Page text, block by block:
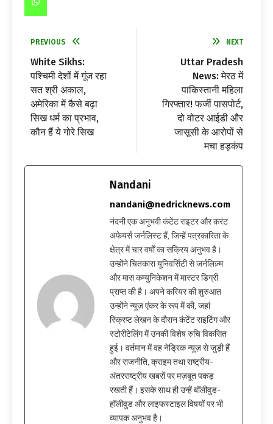
PREVIOUS
White Sikhs:
पश्चिमी देशों में गूंज रहा
सत श्री अकाल,
अमेरिका में कैसे बढ़ा
सिख धर्म का प्रभाव,
कौन हैं ये गोरे सिख
NEXT
Uttar Pradesh
News: मेरठ में
पाकिस्तानी महिला
गिरफ्तार! फर्जी पासपोर्ट,
दो वोटर आईडी और
जासूसी के आरोपों से
मचा हड़कंप
Nandani
nandani@nedricknews.com
नंदनी एक अनुभवी कंटेंट राइटर और करंट
अफेयर्स जर्नलिस्ट हैं, जिन्हें पत्रकारिता के
क्षेत्र में चार वर्षों का सक्रिय अनुभव है।
उन्होंने चितकारा यूनिवर्सिटी से जर्नलिज़्म
और मास कम्युनिकेशन में मास्टर डिग्री
प्राप्त की है। अपने करियर की शुरुआत
उन्होंने न्यूज़ एंकर के रूप में की, जहां
स्क्रिप्ट लेखन के दौरान कंटेंट राइटिंग और
स्टोरीटेलिंग में उनकी विशेष रुचि विकसित
हुई। वर्तमान में वह नेड्रिक न्यूज़ से जुड़ी हैं
और राजनीति, क्राइम तथा राष्ट्रीय-
अंतरराष्ट्रीय खबरों पर मज़बूत पकड़
रखती हैं। इसके साथ ही उन्हें बॉलीवुड-
हॉलीवुड और लाइफस्टाइल विषयों पर भी
व्यापक अनुभव है।